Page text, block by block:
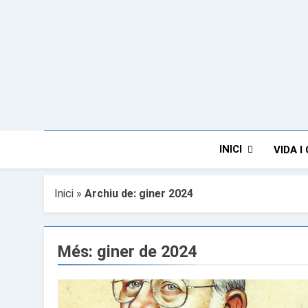
INICI VIDA I
Inici » Archiu de: giner 2024
Més: giner de 2024